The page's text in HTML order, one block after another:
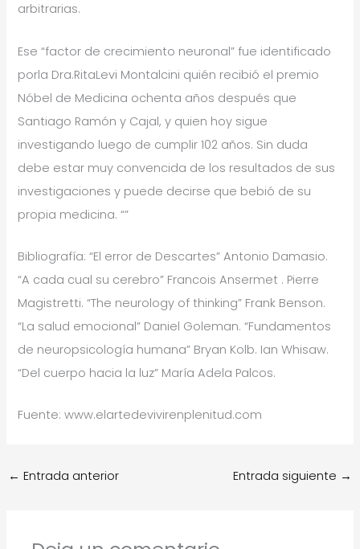
arbitrarias.
Ese “factor de crecimiento neuronal” fue identificado
porla Dra.RitaLevi Montalcini quién recibió el premio
Nóbel de Medicina ochenta años después que
Santiago Ramón y Cajal, y quien hoy sigue
investigando luego de cumplir 102 años. Sin duda
debe estar muy convencida de los resultados de sus
investigaciones y puede decirse que bebió de su
propia medicina. “”
Bibliografía: “El error de Descartes” Antonio Damasio.
“A cada cual su cerebro” Francois Ansermet . Pierre
Magistretti. “The neurology of thinking” Frank Benson.
“La salud emocional” Daniel Goleman. “Fundamentos
de neuropsicología humana” Bryan Kolb. Ian Whisaw.
“Del cuerpo hacia la luz” María Adela Palcos.
Fuente: www.elartedevivirenplenitud.com
← Entrada anterior Entrada siguiente →